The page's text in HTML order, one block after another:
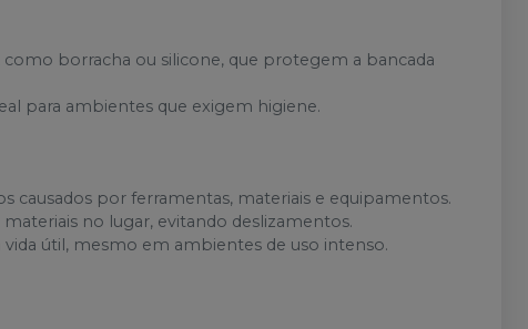
borracha ou silicone, que protegem a bancada
para ambientes que exigem higiene.
causados por ferramentas, materiais e equipamentos.
no lugar, evitando deslizamentos.
útil, mesmo em ambientes de uso intenso.